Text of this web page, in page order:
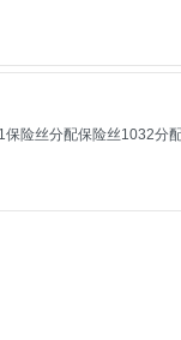
险丝分配保险丝1032分